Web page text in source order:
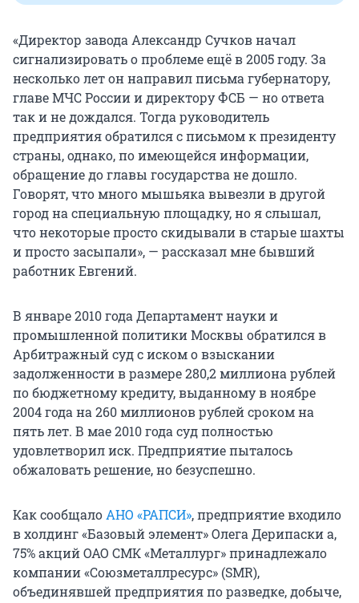
«Директор завода Александр Сучков начал
сигнализировать о проблеме ещё в 2005 году. За
несколько лет он направил письма губернатору,
главе МЧС России и директору ФСБ — но ответа
так и не дождался. Тогда руководитель
предприятия обратился с письмом к президенту
страны, однако, по имеющейся информации,
обращение до главы государства не дошло.
Говорят, что много мышьяка вывезли в другой
город на специальную площадку, но я слышал,
что некоторые просто скидывали в старые шахты
и просто засыпали», — рассказал мне бывший
работник Евгений.
В январе 2010 года Департамент науки и
промышленной политики Москвы обратился в
Арбитражный суд с иском о взыскании
задолженности в размере 280,2 миллиона рублей
по бюджетному кредиту, выданному в ноябре
2004 года на 260 миллионов рублей сроком на
пять лет. В мае 2010 года суд полностью
удовлетворил иск. Предприятие пыталось
обжаловать решение, но безуспешно.
Как сообщалоАНО «РАПСИ», предприятие входило
в холдинг «Базовый элемент» Олега Дерипаски а,
75% акций ОАО СМК «Металлург» принадлежало
компании «Союзметаллресурс» (SMR),
объединявшей предприятия по разведке, добыче,